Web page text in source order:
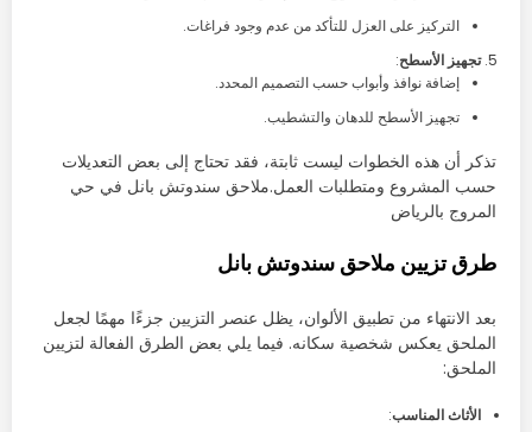
التركيز على العزل للتأكد من عدم وجود فراغات.
تجهيز الأسطح:
إضافة نوافذ وأبواب حسب التصميم المحدد.
تجهيز الأسطح للدهان والتشطيب.
تذكر أن هذه الخطوات ليست ثابتة، فقد تحتاج إلى بعض التعديلات
حسب المشروع ومتطلبات العمل.ملاحق سندوتش بانل في حي
المروج بالرياض
طرق تزيين ملاحق سندوتش بانل
بعد الانتهاء من تطبيق الألوان، يظل عنصر التزيين جزءًا مهمًا لجعل
الملحق يعكس شخصية سكانه. فيما يلي بعض الطرق الفعالة لتزيين
الملحق:
الأثاث المناسب: